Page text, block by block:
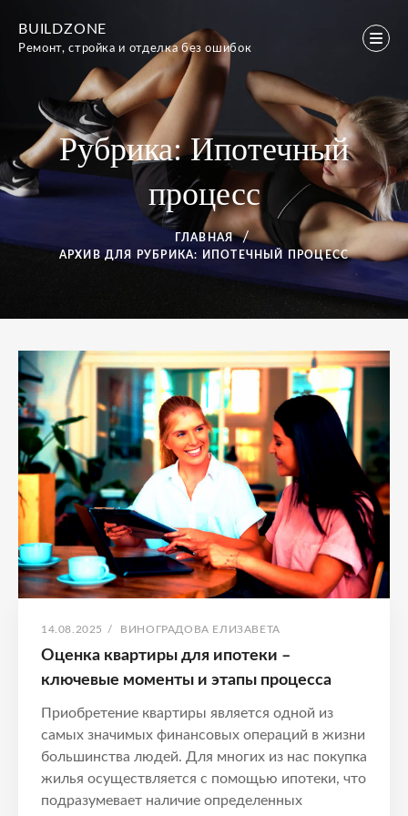
содержимому
BUILDZONE
Ремонт, стройка и отделка без ошибок
Рубрика:Ипотечный
процесс
ГЛАВНАЯ
АРХИВ ДЛЯ
РУБРИКА: ИПОТЕЧНЫЙ ПРОЦЕСС
Рубрика:
Ипотечный
процесс
ОПУБЛИКОВАНО
14.08.2025 / АВТОР:
ВИНОГРАДОВА ЕЛИЗАВЕТА
Оценка квартиры для ипотеки –
ключевые моменты и этапы процесса
Приобретение квартиры является одной из
самых значимых финансовых операций в жизни
большинства людей. Для многих из нас покупка
жилья осуществляется с помощью ипотеки, что
подразумевает наличие определенных